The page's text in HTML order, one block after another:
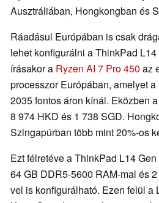
Ausztráliában, Hongkongban és
Ráadásul Európában is csak
lehet konfigurálni a ThinkPad
írásakor a Ryzen AI 7 Pro 450 az
processzor Európában, amelyet
2035 fontos áron kínál. Eközben
8 974 HKD és 1 738 SGD.
Szingapúrban több mint 20%-os
Ezt félretéve a ThinkPad L14
64 GB DDR5-5600 RAM-mal és
vel is konfigurálható. Ezen felül a